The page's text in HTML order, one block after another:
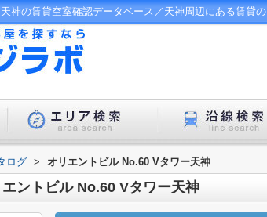
ログ > オリエントビル No.60 Vタワー天神
ントビル No.60 Vタワー天神